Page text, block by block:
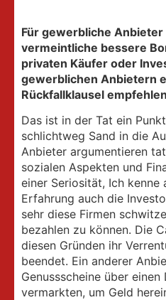
Für gewerbliche
vermeintliche bessere
privaten Käufer oder
gewerblichen Anbietern
Rückfallklausel
Das ist in der Tat ein
schlichtweg Sand in die
Anbieter argumentieren
sozialen Aspekten und
einer Seriosität, Ich kenne
Erfahrung auch die
sehr diese Firmen
bezahlen zu können. Die
diesen Gründen ihr
beendet. Ein anderer
Genussscheine über
vermarkten, um Geld